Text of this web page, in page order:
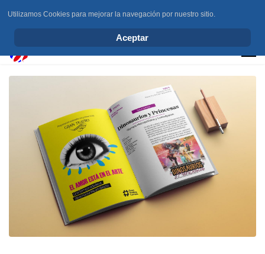
Utilizamos Cookies para mejorar la navegación por nuestro sitio.
Aceptar